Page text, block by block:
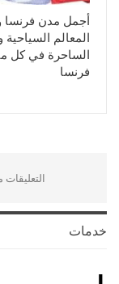
أجمل مدن فرنسا
المعالم السياحية
الساحرة في كل
فرنسا
خدمات